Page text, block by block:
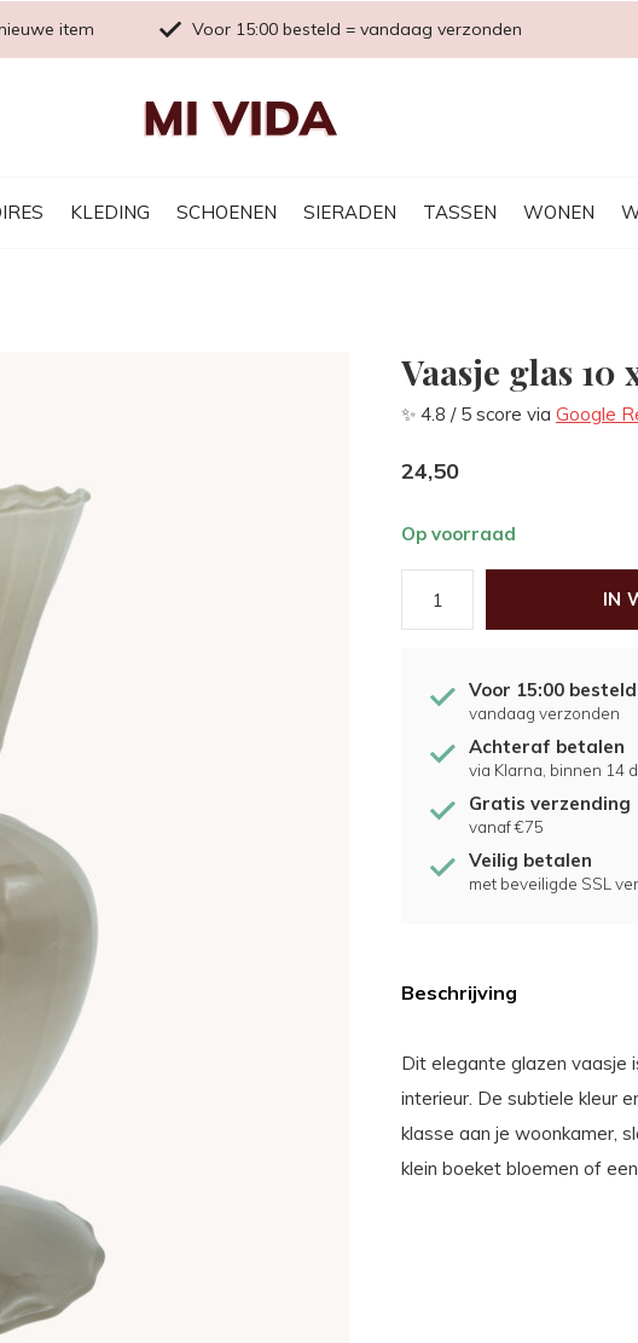
KLEDING SCHOENEN SIERADEN TASSEN WONEN
item Voor 15:00 besteld = vandaag verzonden
Vaasje glas 10
✨ 4.8 / 5 score via Google
24,50
Op voorraad
IN
Voor 15:00 besteld
vandaag verzonden
Achteraf betalen
via Klarna, binnen 14
Gratis verzending
vanaf €75
Veilig betalen
met beveiligde SSL
Beschrijving
Dit elegante glazen vaasje
interieur. De subtiele kleur
klasse aan je woonkamer,
klein boeket bloemen of